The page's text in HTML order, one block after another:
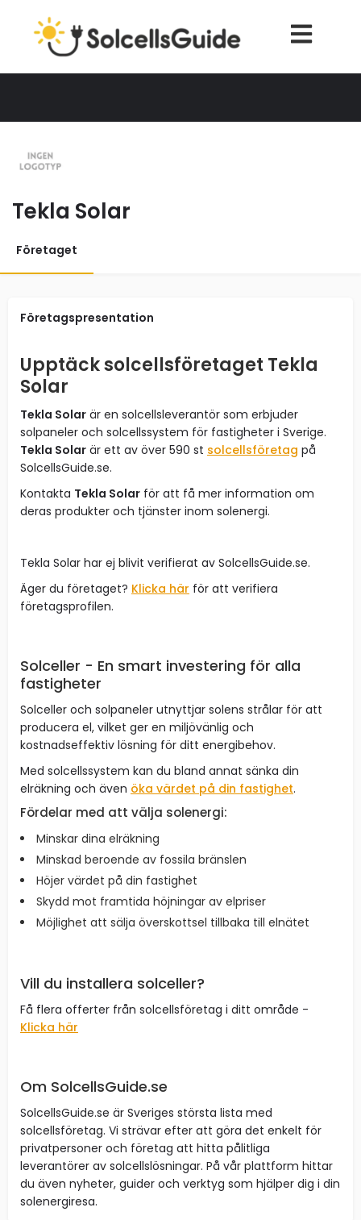
Tekla Solar
Företaget
Företagspresentation
Upptäck solcellsföretaget Tekla
Solar
Tekla Solar är en solcellsleverantör som erbjuder
solpaneler och solcellssystem för fastigheter i Sverige.
Tekla Solar är ett av över 590 st solcellsföretag på
SolcellsGuide.se.
Kontakta Tekla Solar för att få mer information om
deras produkter och tjänster inom solenergi.
Tekla Solar har ej blivit verifierat av SolcellsGuide.se.
Äger du företaget? Klicka här för att verifiera
företagsprofilen.
Solceller - En smart investering för alla
fastigheter
Solceller och solpaneler utnyttjar solens strålar för att
producera el, vilket ger en miljövänlig och
kostnadseffektiv lösning för ditt energibehov.
Med solcellssystem kan du bland annat sänka din
elräkning och även öka värdet på din fastighet.
Fördelar med att välja solenergi:
Minskar dina elräkning
Minskad beroende av fossila bränslen
Höjer värdet på din fastighet
Skydd mot framtida höjningar av elpriser
Möjlighet att sälja överskottsel tillbaka till elnätet
Vill du installera solceller?
Få flera offerter från solcellsföretag i ditt område -
Klicka här
Om SolcellsGuide.se
SolcellsGuide.se är Sveriges största lista med
solcellsföretag. Vi strävar efter att göra det enkelt för
privatpersoner och företag att hitta pålitliga
leverantörer av solcellslösningar. På vår plattform hittar
du även nyheter, guider och verktyg som hjälper dig i din
solenergiresa.